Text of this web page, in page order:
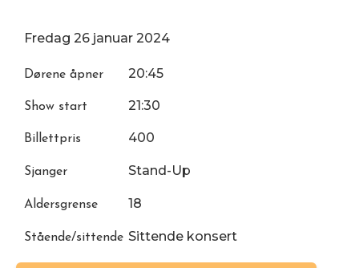
Fredag 26 januar 2024
Dørene åpner 20:45
Show start 21:30
Billettpris 400
Sjanger Stand-Up
Aldersgrense 18
Stående/sittende Sittende konsert